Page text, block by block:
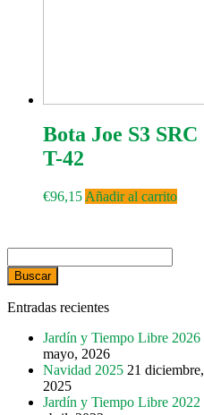
Bota Joe S3 SRC
T-42
€96,15 Añadir al carrito
Entradas recientes
Jardín y Tiempo Libre 2026
mayo, 2026
Navidad 2025 21 diciembre,
2025
Jardín y Tiempo Libre 2022